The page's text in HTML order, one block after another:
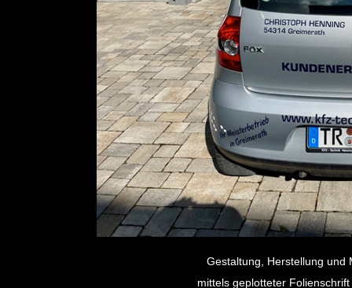
Gestaltung, Herstellung und
mittels geplotteter